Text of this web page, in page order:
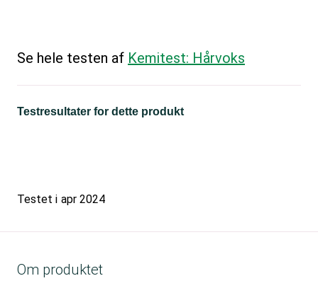
Se hele testen af Kemitest: Hårvoks
Testresultater for dette produkt
Testet i apr 2024
Om produktet